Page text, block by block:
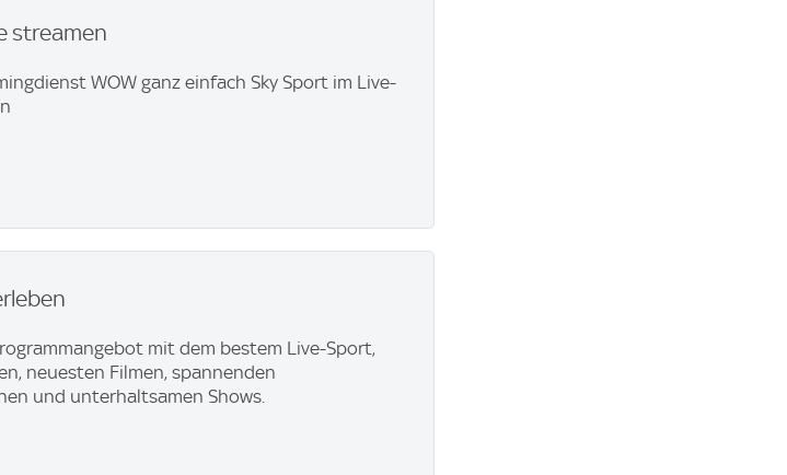
streamen
WOW ganz einfach Sky Sport im Live-
mit dem bestem Live-Sport,
neuesten Filmen, spannenden
und unterhaltsamen Shows.